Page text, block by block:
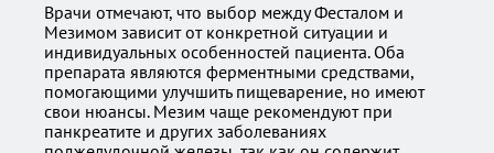
Врачи отмечают, что выбор между Фесталом и
Мезимом зависит от конкретной ситуации и
индивидуальных особенностей пациента. Оба
препарата являются ферментными средствами,
помогающими улучшить пищеварение, но имеют
свои нюансы. Мезим чаще рекомендуют при
панкреатите и других заболеваниях